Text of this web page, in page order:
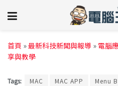
首頁 »最新科技新聞與報導 » 電腦
享與教學
Tags: MAC MAC APP Menu